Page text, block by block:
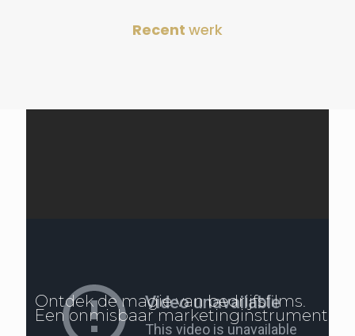
Recent werk
Ontdek de magie van bedrijfsfilms.
Een onmisbaar marketinginstrument